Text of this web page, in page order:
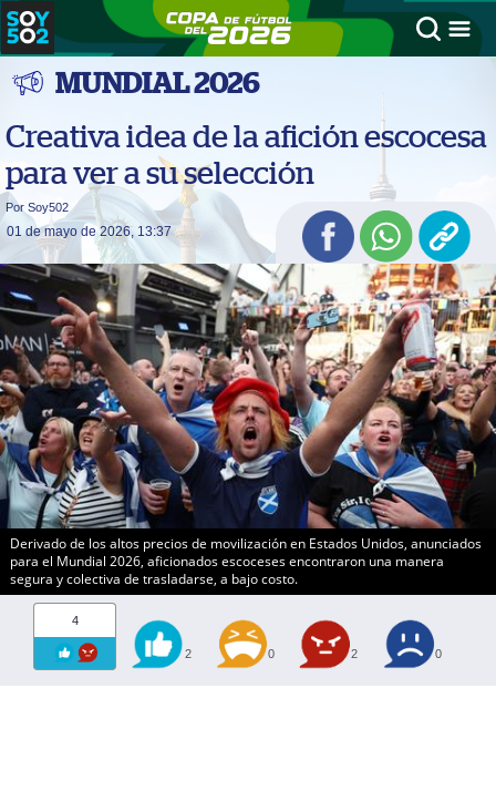
MUNDIAL 2026
Creativa idea de la afición escocesa
para ver a su selección
Por Soy502
01 de mayo de 2026, 13:37
Derivado de los altos precios de movilización en Estados Unidos, anunciados
para el Mundial 2026, aficionados escoceses encontraron una manera
segura y colectiva de trasladarse, a bajo costo.
4
2 0 2 0